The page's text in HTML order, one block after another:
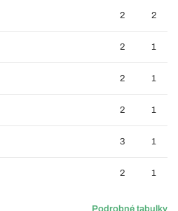
2 2
2 1
2 1
2 1
3 1
2 1
Podrobné tabulky